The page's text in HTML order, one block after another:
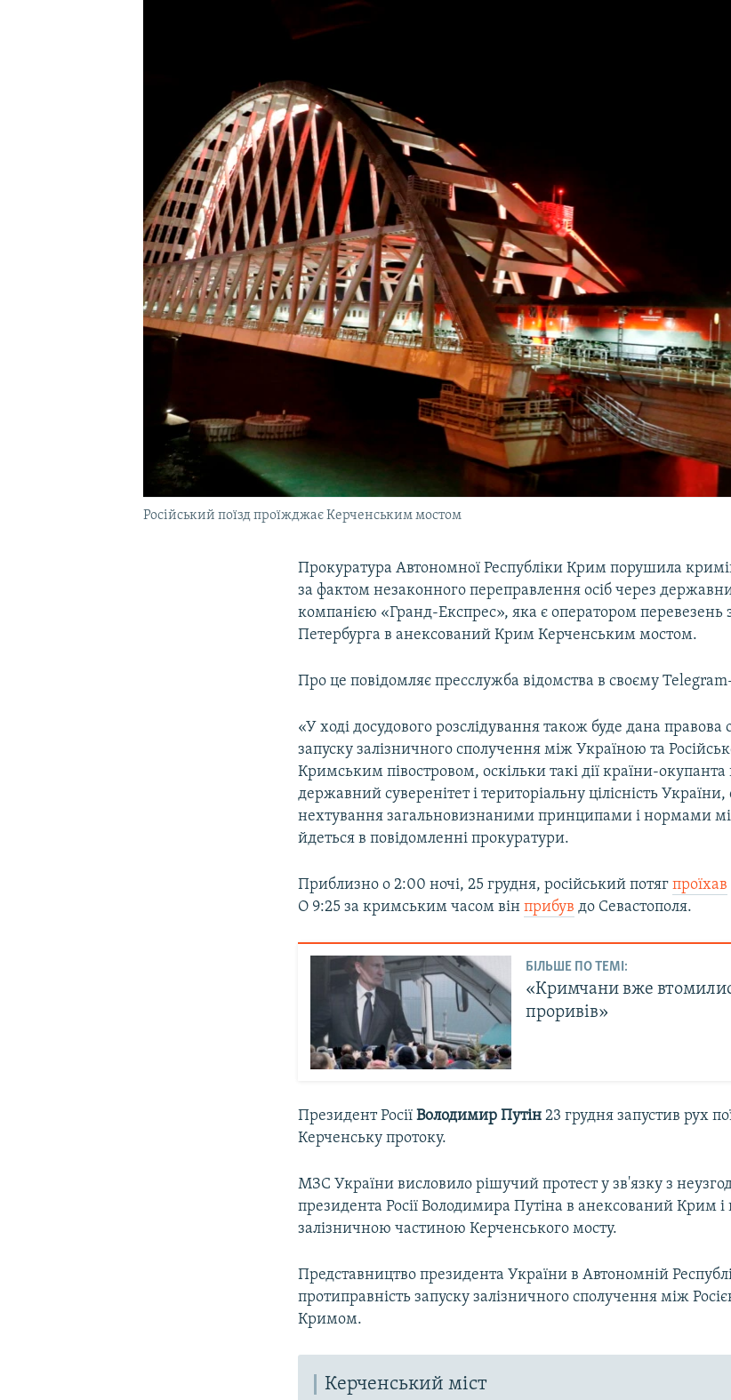
Російський поїзд проїжджає Керченським мостом
Прокуратура Автономної Республіки Крим порушила
за фактом незаконного переправлення осіб через
компанією «Гранд-Експрес», яка є оператором перевезень
Петербурга в анексований Крим Керченським мостом.
Про це повідомляє пресслужба відомства в своєму
«У ході досудового розслідування також буде дана
запуску залізничного сполучення між Україною та
Кримським півостровом, оскільки такі дії країни-
державний суверенітет і територіальну цілісність України,
нехтування загальновизнаними принципами і нормами
йдеться в повідомленні прокуратури.
Приблизно о 2:00 ночі, 25 грудня, російський потягпроїхав
О 9:25 за кримським часом вінприбув до Севастополя.
БІЛЬШЕ ПО ТЕМІ:
«Кримчани вже
проривів»
Президент РосіїВолодимир Путін 23 грудня запустив рух
Керченську протоку.
МЗС України висловило рішучий протест у зв'язку з
президента Росії Володимира Путіна в анексований Крим і
залізничною частиною Керченського мосту.
Представництво президента України в Автономній
протиправність запуску залізничного сполучення між
Кримом.
Керченський міст